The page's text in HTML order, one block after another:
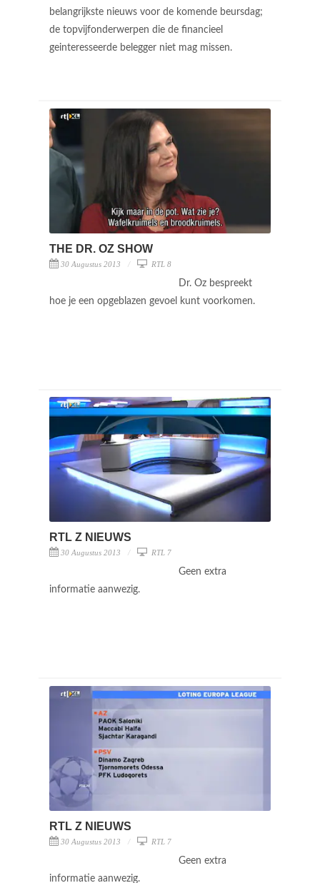
belangrijkste nieuws voor de komende beursdag;
de topvijfonderwerpen die de financieel
geinteresseerde belegger niet mag missen.
THE DR. OZ SHOW
30 Augustus 2013 RTL 8
Dr. Oz bespreekt
hoe je een opgeblazen gevoel kunt voorkomen.
RTL Z NIEUWS
30 Augustus 2013 RTL 7
Geen extra
informatie aanwezig.
RTL Z NIEUWS
30 Augustus 2013 RTL 7
Geen extra
informatie aanwezig.